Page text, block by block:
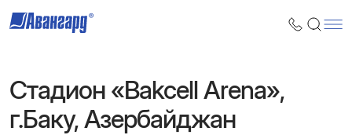
Стадион «Bakcell Arena»,
г.Баку, Азербайджан